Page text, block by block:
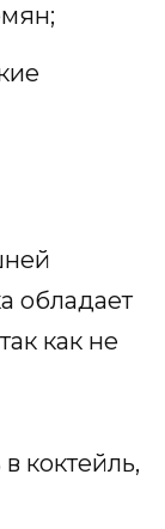
обладает
как не
коктейль,